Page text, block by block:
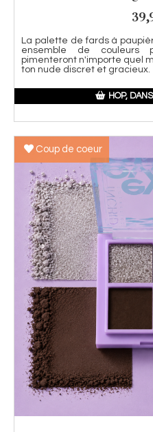
La palette de fards à
ensemble de couleurs
pimenteront n'importe quel
ton nude discret et gracieux.
HOP,
Coup de coeur